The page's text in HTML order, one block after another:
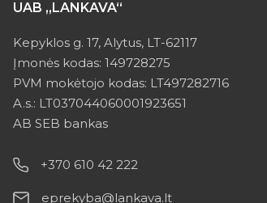
UAB „LANKAVA“
Kepyklos g. 17, Alytus, LT-62117
Įmonės kodas: 149728275
PVM mokėtojo kodas: LT497282716
A.s.: LT037044060001923651
AB SEB bankas
+370 610 42 222
eprekyba@lankava.lt